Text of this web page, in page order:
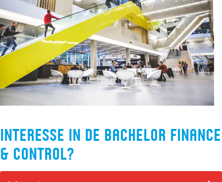
Interesse in de bachelor Finance
& Control?